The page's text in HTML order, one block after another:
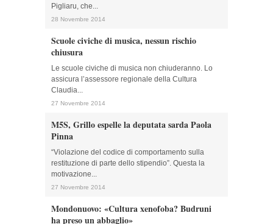
Pigliaru, che...
28 Novembre 2014
Scuole civiche di musica, nessun rischio
chiusura
Le scuole civiche di musica non chiuderanno. Lo
assicura l’assessore regionale della Cultura
Claudia...
27 Novembre 2014
M5S, Grillo espelle la deputata sarda Paola
Pinna
“Violazione del codice di comportamento sulla
restituzione di parte dello stipendio”. Questa la
motivazione...
27 Novembre 2014
Mondonuovo: «Cultura xenofoba? Budruni
ha preso un abbaglio»